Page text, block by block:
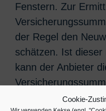
Cookie-
Fenstern. Zur
der Regel den
schätzen. Ist
kann der Anbieter